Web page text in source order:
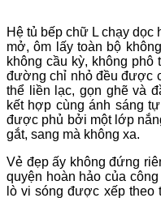
Hệ tủ bếp chữ L chạy
mở, ôm lấy toàn bộ
không cầu kỳ, không
đường chỉ nhỏ đều được
thể liền lạc, gọn ghẽ và
kết hợp cùng ánh sáng
được phủ bởi một lớp
gắt, sang mà không xa.
Vẻ đẹp ấy không đứng
quyện hoàn hảo của
lò vi sóng được xếp theo